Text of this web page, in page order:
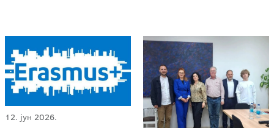
12. јун 2026.